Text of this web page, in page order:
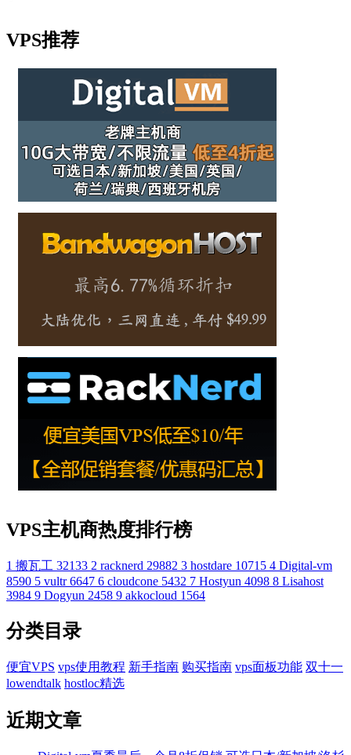
VPS推荐
VPS主机商热度排行榜
1 搬瓦工 32133 2 racknerd 29882 3 hostdare 10715 4 Digital-vm
8590 5 vultr 6647 6 cloudcone 5432 7 Hostyun 4098 8 Lisahost
3984 9 Dogyun 2458 9 akkocloud 1564
分类目录
便宜VPS vps使用教程 新手指南 购买指南 vps面板功能 双十一
lowendtalk hostloc精选
近期文章